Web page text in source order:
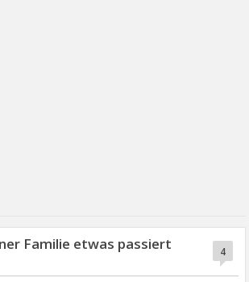
4
Familie etwas passiert